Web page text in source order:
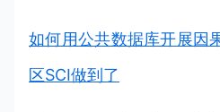
如何用公共数据库开展因
区SCI做到了